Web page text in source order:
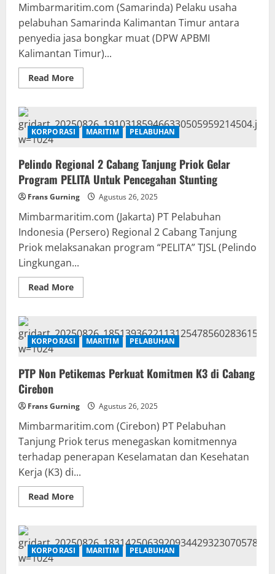
Mimbarmaritim.com (Samarinda) Pelaku usaha
pelabuhan Samarinda Kalimantan Timur antara
penyedia jasa bongkar muat (DPW APBMI
Kalimantan Timur)...
Read MoreRead
more
Kelas
I
Samarinda
Acara
Penandatanganan
Kesepakatan
OPP/OPT
Samarinda
Tahun
2025
KORPORASI MARITIM PELABUHAN
Pelindo Regional 2 Cabang Tanjung Priok Gelar
Program PELITA Untuk Pencegahan Stunting
Frans Gurning Agustus 26, 2025
Mimbarmaritim.com (Jakarta) PT Pelabuhan
Indonesia (Persero) Regional 2 Cabang Tanjung
Priok melaksanakan program “PELITA” TJSL (Pelindo
Lingkungan...
Read MoreRead
more
2
Cabang
Tanjung
Program
PELITA
Stunting
KORPORASI MARITIM PELABUHAN
PTP Non Petikemas Perkuat Komitmen K3 di Cabang
Cirebon
Frans Gurning Agustus 26, 2025
Mimbarmaritim.com (Cirebon) PT Pelabuhan
Tanjung Priok terus menegaskan komitmennya
terhadap penerapan Keselamatan dan Kesehatan
Kerja (K3) di...
Read MoreRead
more
Petikemas
Perkuat
Komitmen
KORPORASI MARITIM PELABUHAN